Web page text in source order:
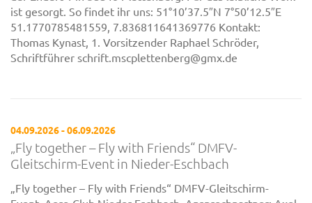
ist gesorgt. So findet ihr uns: 51°10’37.5″N 7°50’12.5″E
51.1770785481559, 7.836811641369776 Kontakt:
Thomas Kynast, 1. Vorsitzender Raphael Schröder,
Schriftführer schrift.mscplettenberg@gmx.de
04.09.2026 - 06.09.2026
„Fly together – Fly with Friends“ DMFV-
Gleitschirm-Event in Nieder-Eschbach
„Fly together – Fly with Friends“ DMFV-Gleitschirm-